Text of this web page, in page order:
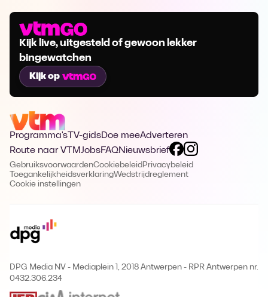
Kijk live, uitgesteld of gewoon lekker
bingewatchen
Kijk op
Programma'sTV-gidsDoe meeAdverteren
Route naar VTMJobsFAQNieuwsbrief
GebruiksvoorwaardenCookiebeleid Privacybeleid
ToegankelijkheidsverklaringWedstrijdreglement
Cookie instellingen
DPG Media NV - Mediaplein 1, 2018 Antwerpen - RPR Antwerpen nr.
0432.306.234